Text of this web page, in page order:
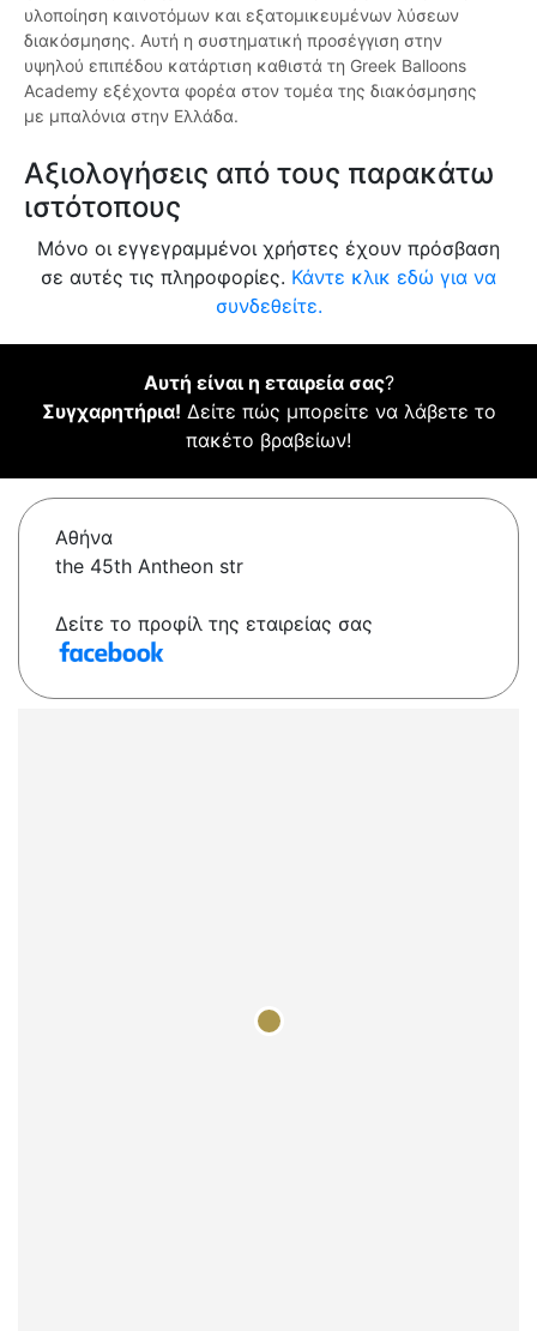
υλοποίηση καινοτόμων και εξατομικευμένων λύσεων
διακόσμησης. Αυτή η συστηματική προσέγγιση στην
υψηλού επιπέδου κατάρτιση καθιστά τη Greek Balloons
Academy εξέχοντα φορέα στον τομέα της διακόσμησης
με μπαλόνια στην Ελλάδα.
Αξιολογήσεις από τους παρακάτω
ιστότοπους
Μόνο οι εγγεγραμμένοι χρήστες έχουν πρόσβαση
σε αυτές τις πληροφορίες. Κάντε κλικ εδώ για να
συνδεθείτε.
Αυτή είναι η εταιρεία σας?
Συγχαρητήρια! Δείτε πώς μπορείτε να λάβετε το
πακέτο βραβείων!
Αθήνα
the 45th Antheon str
Δείτε το προφίλ της εταιρείας σας